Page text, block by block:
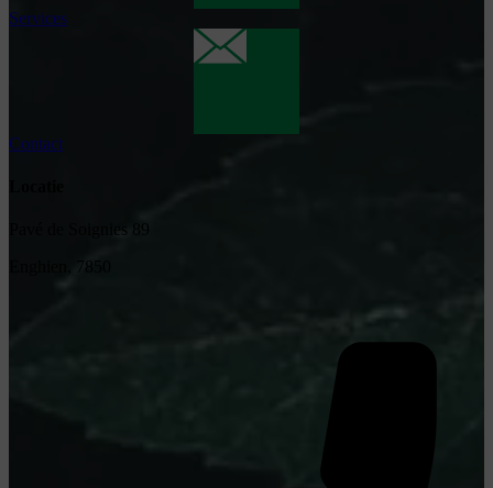
Services
Contact
Pavé de Soignies 89
Enghien, 7850